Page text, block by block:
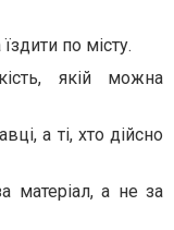
по місту.
якій можна
а ті, хто дійсно
матеріал, а не за